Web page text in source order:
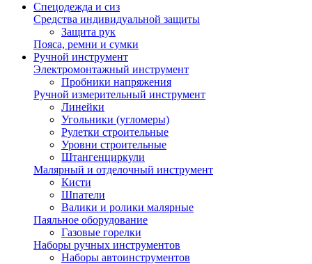
Спецодежда и сиз
Средства индивидуальной защиты
Защита рук
Пояса, ремни и сумки
Ручной инструмент
Электромонтажный инструмент
Пробники напряжения
Ручной измерительный инструмент
Линейки
Угольники (угломеры)
Рулетки строительные
Уровни строительные
Штангенциркули
Малярный и отделочный инструмент
Кисти
Шпатели
Валики и ролики малярные
Паяльное оборудование
Газовые горелки
Наборы ручных инструментов
Наборы автоинструментов